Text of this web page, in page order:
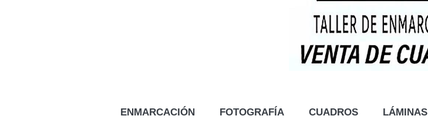
ENMARCACIÓN FOTOGRAFÍA CUADROS LÁMINAS